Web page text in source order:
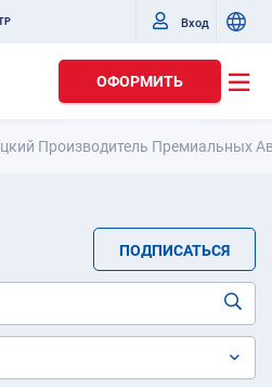
Вход
ОФОРМИТЬ
Производитель Премиальных
ПОДПИСАТЬСЯ